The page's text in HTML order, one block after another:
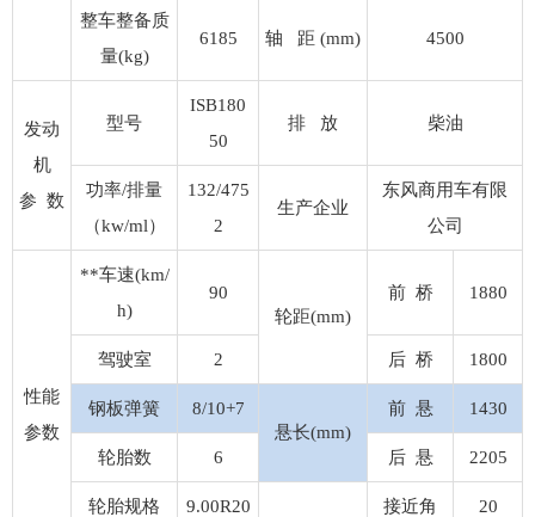
整车整备质
量(kg)
6185 轴 距 (mm) 4500
发动
机
参 数
型号
ISB180
50
排 放 柴油
功率/排量
（kw/ml）
132/475
2
生产企业
东风商用车有限
公司
性能
参数
**车速(km/
h)
90
轮距(mm)
前 桥 1880
驾驶室 2 后 桥 1800
钢板弹簧
8/10+7
悬长(mm)
前 悬 1430
轮胎数 6 后 悬 2205
轮胎规格
9.00R20
接近角 20